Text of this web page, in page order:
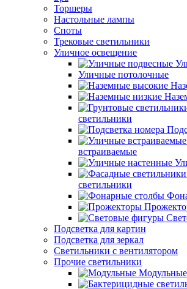
Торшеры
Настольные лампы
Споты
Трековые светильники
Уличное освещение
Уличные потолочные
светильники
встраиваемые
светильники
Подсветка для картин
Подсветка для зеркал
Светильники с вентилятором
Прочие светильники
Модульные